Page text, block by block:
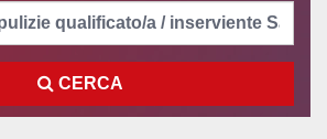
CERCA